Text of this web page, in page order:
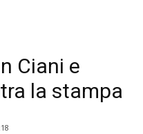
Ciani e
la stampa